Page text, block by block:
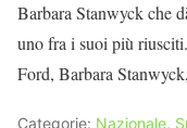
Barbara Stanwyck che
uno fra i suoi più
Ford, Barbara
Categorie: Nazionale,